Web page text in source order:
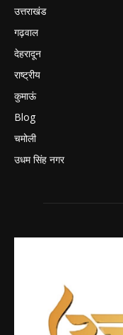
उत्तराखंड
गढ़वाल
देहरादून
राष्ट्रीय
कुमाऊं
Blog
चमोली
उधम सिंह नगर